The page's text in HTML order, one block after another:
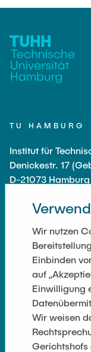
TU HAMBURG
Institut für
Denickestr. 17
D-21073 Hamburg
Tel : +49 (0)40
Fax : +49 (0)40
Datenschutz
Impressum
Anschrift
Wir nutzen
Einbinden
auf
Einwilligung
Wir weisen
Gerichtshofs